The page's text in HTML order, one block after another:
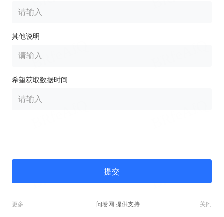
其他说明
希望获取数据时间
提交
更多 问卷网 提供支持 关闭